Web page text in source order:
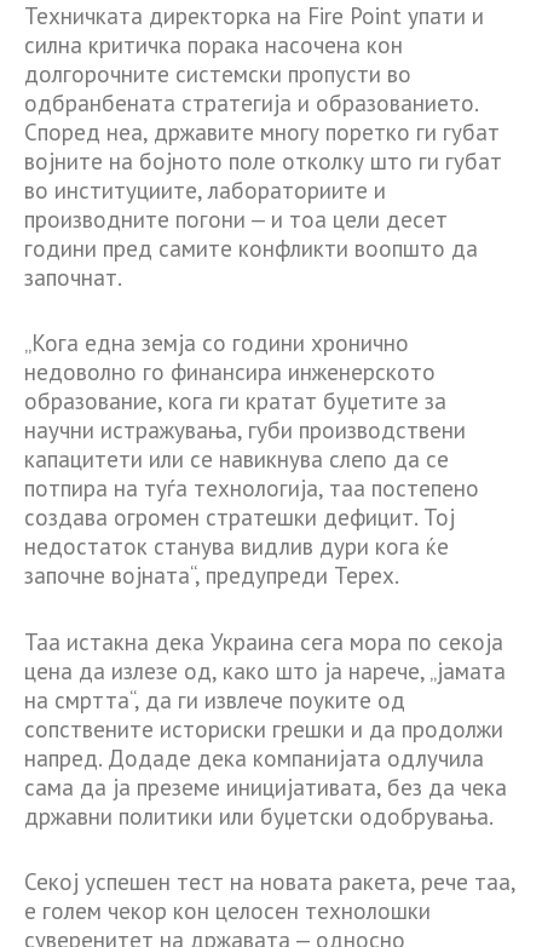
Техничката директорка на Fire Point упати и
силна критичка порака насочена кон
долгорочните системски пропусти во
одбранбената стратегија и образованието.
Според неа, државите многу поретко ги губат
војните на бојното поле отколку што ги губат
во институциите, лабораториите и
производните погони — и тоа цели десет
години пред самите конфликти воопшто да
започнат.
„Кога една земја со години хронично
недоволно го финансира инженерското
образование, кога ги кратат буџетите за
научни истражувања, губи производствени
капацитети или се навикнува слепо да се
потпира на туѓа технологија, таа постепено
создава огромен стратешки дефицит. Тој
недостаток станува видлив дури кога ќе
започне војната“, предупреди Терех.
Таа истакна дека Украина сега мора по секоја
цена да излезе од, како што ја нарече, „јамата
на смртта“, да ги извлече поуките од
сопствените историски грешки и да продолжи
напред. Додаде дека компанијата одлучила
сама да ја преземе иницијативата, без да чека
државни политики или буџетски одобрувања.
Секој успешен тест на новата ракета, рече таа,
е голем чекор кон целосен технолошки
суверенитет на државата — односно